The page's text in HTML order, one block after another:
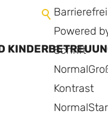
Powered
Schrift
Normal
Kontrast
Normal